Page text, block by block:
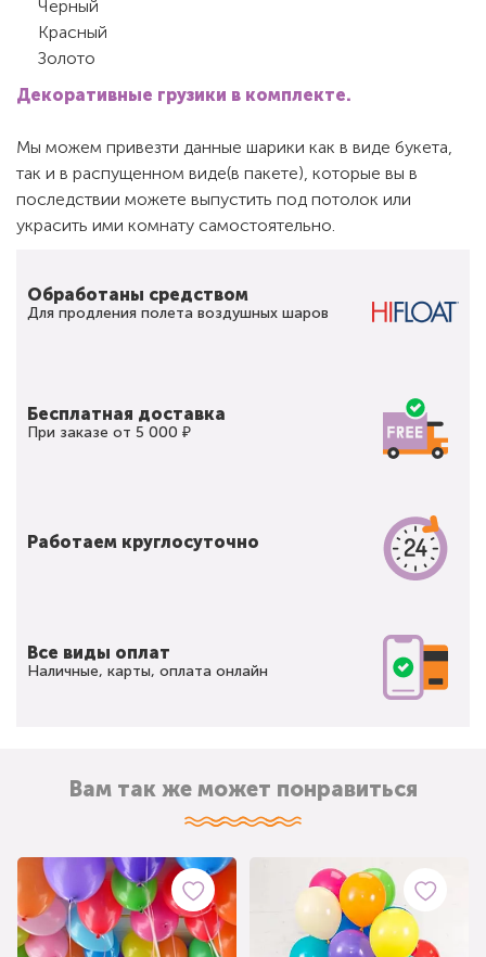
Черный
Красный
Золото
Декоративные грузики в комплекте.
Мы можем привезти данные шарики как в виде букета,
так и в распущенном виде(в пакете), которые вы в
последствии можете выпустить под потолок или
украсить ими комнату самостоятельно.
Обработаны средством
Для продления полета воздушных шаров
Бесплатная доставка
При заказе от 5 000 ₽
Работаем круглосуточно
Все виды оплат
Наличные, карты, оплата онлайн
Вам так же может понравиться